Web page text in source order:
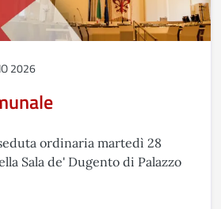
2026
ordinaria martedì 28
Sala de' Dugento di Palazzo